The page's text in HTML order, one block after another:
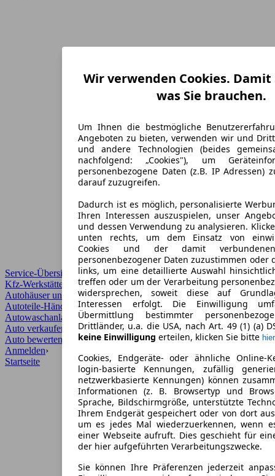
Service-Übersicht
Kfz-Werkstätten
Autohäuser und Händler
Autoteile-Händler
Autowaschanlagen
Auto verkaufen
Auto bewerten
Anmelden›
Wir verwenden Cookies.
was Sie brauchen.
Um Ihnen die bestmögliche
Angeboten zu bieten, verwenden wir und
und andere Technologien (beides
nachfolgend: „Cookies"), um
personenbezogene Daten (z.B. IP Adressen)
darauf zuzugreifen.
Dadurch ist es möglich, personalisierte
Ihren Interessen auszuspielen, unser
und dessen Verwendung zu analysieren.
unten rechts, um dem Einsatz von
Cookies und der damit
personenbezogener Daten zuzustimmen oder
links, um eine detaillierte Auswahl
treffen oder um der Verarbeitung
widersprechen, soweit diese auf
Interessen erfolgt. Die Einwilligung
Übermittlung bestimmter
Drittländer, u.a. die USA, nach Art. 49 (1) (a)
keine Einwilligung erteilen, klicken Sie bitte hier
Cookies, Endgeräte- oder ähnliche Online-
login-basierte Kennungen, zufällig
netzwerkbasierte Kennungen) können
Informationen (z. B. Browsertyp und
Sprache, Bildschirmgröße, unterstützte
Ihrem Endgerät gespeichert oder von dort
um es jedes Mal wiederzuerkennen, wenn
einer Webseite aufruft. Dies geschieht für
der hier aufgeführten Verarbeitungszwecke.
Sie können Ihre Präferenzen jederzeit
Startseite